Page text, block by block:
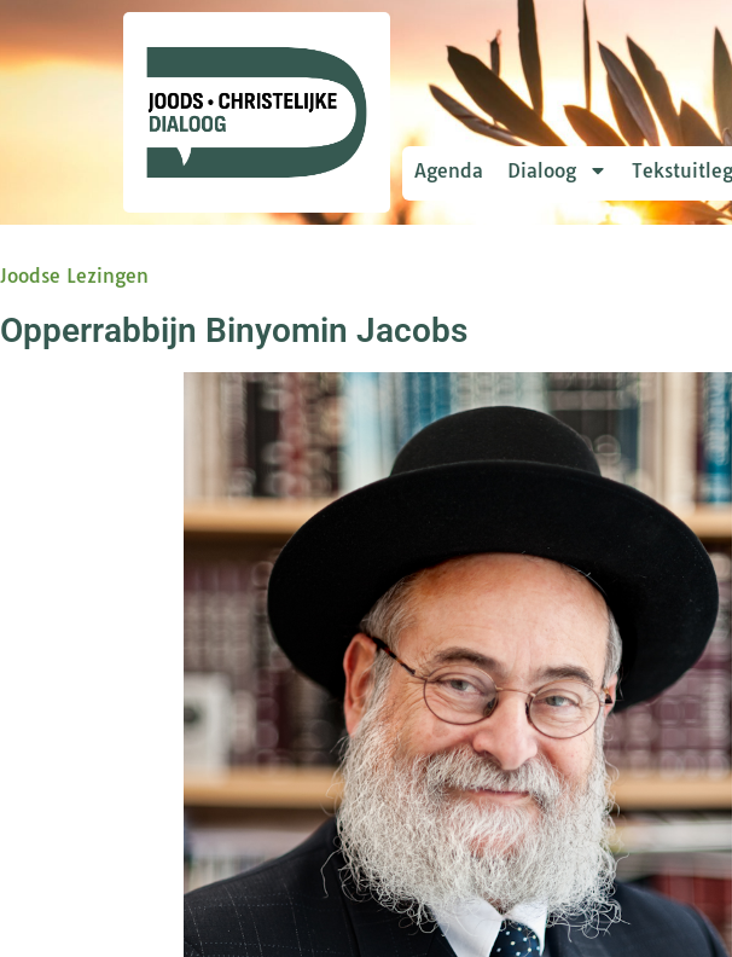
Agenda Dialoog Tekstuitleg
Joodse Lezingen
Opperrabbijn Binyomin Jacobs